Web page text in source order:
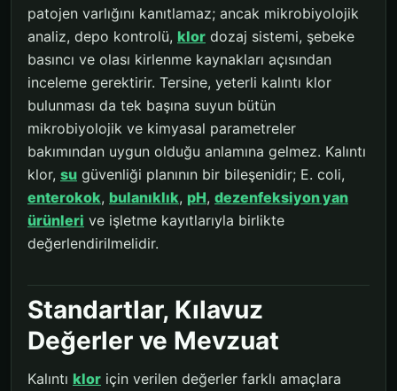
patojen varlığını kanıtlamaz; ancak mikrobiyolojik
analiz, depo kontrolü, klor dozaj sistemi, şebeke
basıncı ve olası kirlenme kaynakları açısından
inceleme gerektirir. Tersine, yeterli kalıntı klor
bulunması da tek başına suyun bütün
mikrobiyolojik ve kimyasal parametreler
bakımından uygun olduğu anlamına gelmez. Kalıntı
klor, su güvenliği planının bir bileşenidir; E. coli,
enterokok, bulanıklık, pH, dezenfeksiyon yan
ürünleri ve işletme kayıtlarıyla birlikte
değerlendirilmelidir.
Standartlar, Kılavuz
Değerler ve Mevzuat
Kalıntı klor için verilen değerler farklı amaçlara